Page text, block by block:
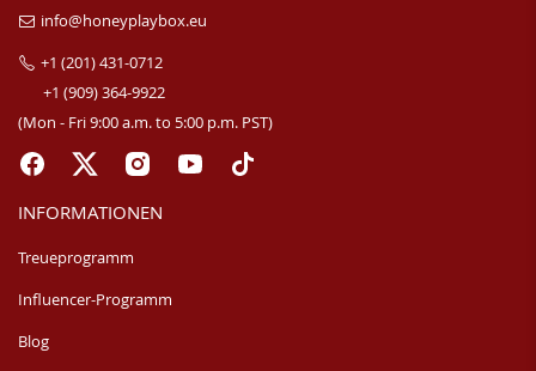
info@honeyplaybox.eu
+1 (201) 431-0712
+1 (909) 364-9922
(Mon - Fri 9:00 a.m. to 5:00 p.m. PST)
INFORMATIONEN
Treueprogramm
Influencer-Programm
Blog